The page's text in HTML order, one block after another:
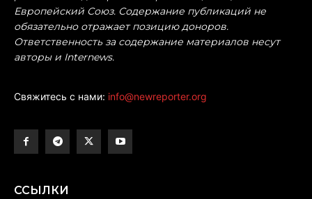
Европейский Союз. Содержание публикаций не
обязательно отражает позицию доноров.
Ответственность за содержание материалов несут
авторы и Internews.
Свяжитесь с нами: info@newreporter.org
ССЫЛКИ